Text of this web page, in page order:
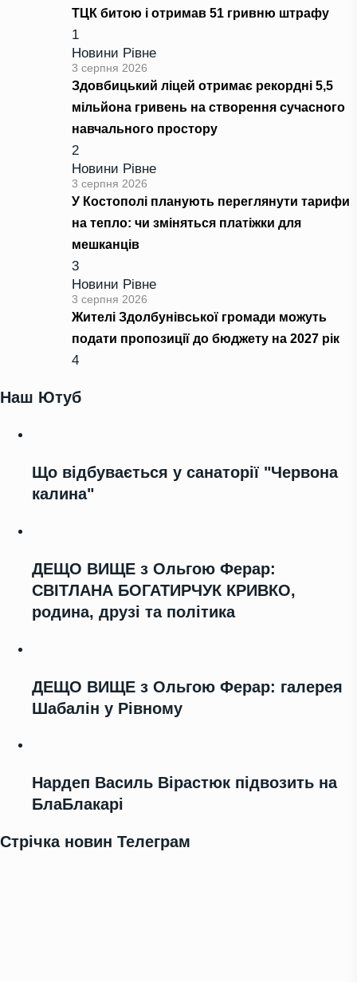
ТЦК битою і отримав 51 гривню штрафу
1
Новини Рівне
3 серпня 2026
Здовбицький ліцей отримає рекордні 5,5
мільйона гривень на створення сучасного
навчального простору
2
Новини Рівне
3 серпня 2026
У Костополі планують переглянути тарифи
на тепло: чи зміняться платіжки для
мешканців
3
Новини Рівне
3 серпня 2026
Жителі Здолбунівської громади можуть
подати пропозиції до бюджету на 2027 рік
4
Наш Ютуб
Що відбувається у санаторії "Червона
калина"
ДЕЩО ВИЩЕ з Ольгою Ферар:
СВІТЛАНА БОГАТИРЧУК КРИВКО,
родина, друзі та політика
ДЕЩО ВИЩЕ з Ольгою Ферар: галерея
Шабалін у Рівному
Нардеп Василь Вірастюк підвозить на
БлаБлакарі
Стрічка новин Телеграм